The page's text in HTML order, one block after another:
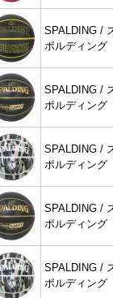
SPALDING /
ポルディング
SPALDING /
ポルディング
SPALDING /
ポルディング
SPALDING /
ポルディング
SPALDING /
ポルディング